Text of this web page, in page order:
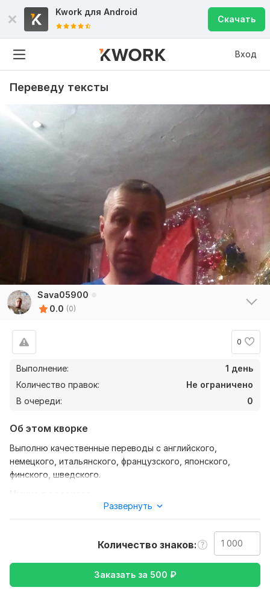
Kwork для Android
Скачать
Вход
Переведу тексты
Sava05900
0.0 (0)
0
Выполнение:
1 день
Количество правок:
Не ограничено
В очереди:
0
Об этом кворке
Выполню качественные переводы с английского,
немецкого, итальянского, французского, японского,
финского, шведского.
Тексты для перевода, любого объёма , перевод будет
Медицина и
здоровье,
Образование и наука, Работа, карьера
Развернуть
Количество знаков
Заказать за 500 ₽